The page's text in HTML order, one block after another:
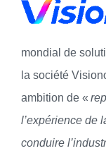
mondial de
la société
ambition de «
l’expérience de
conduire